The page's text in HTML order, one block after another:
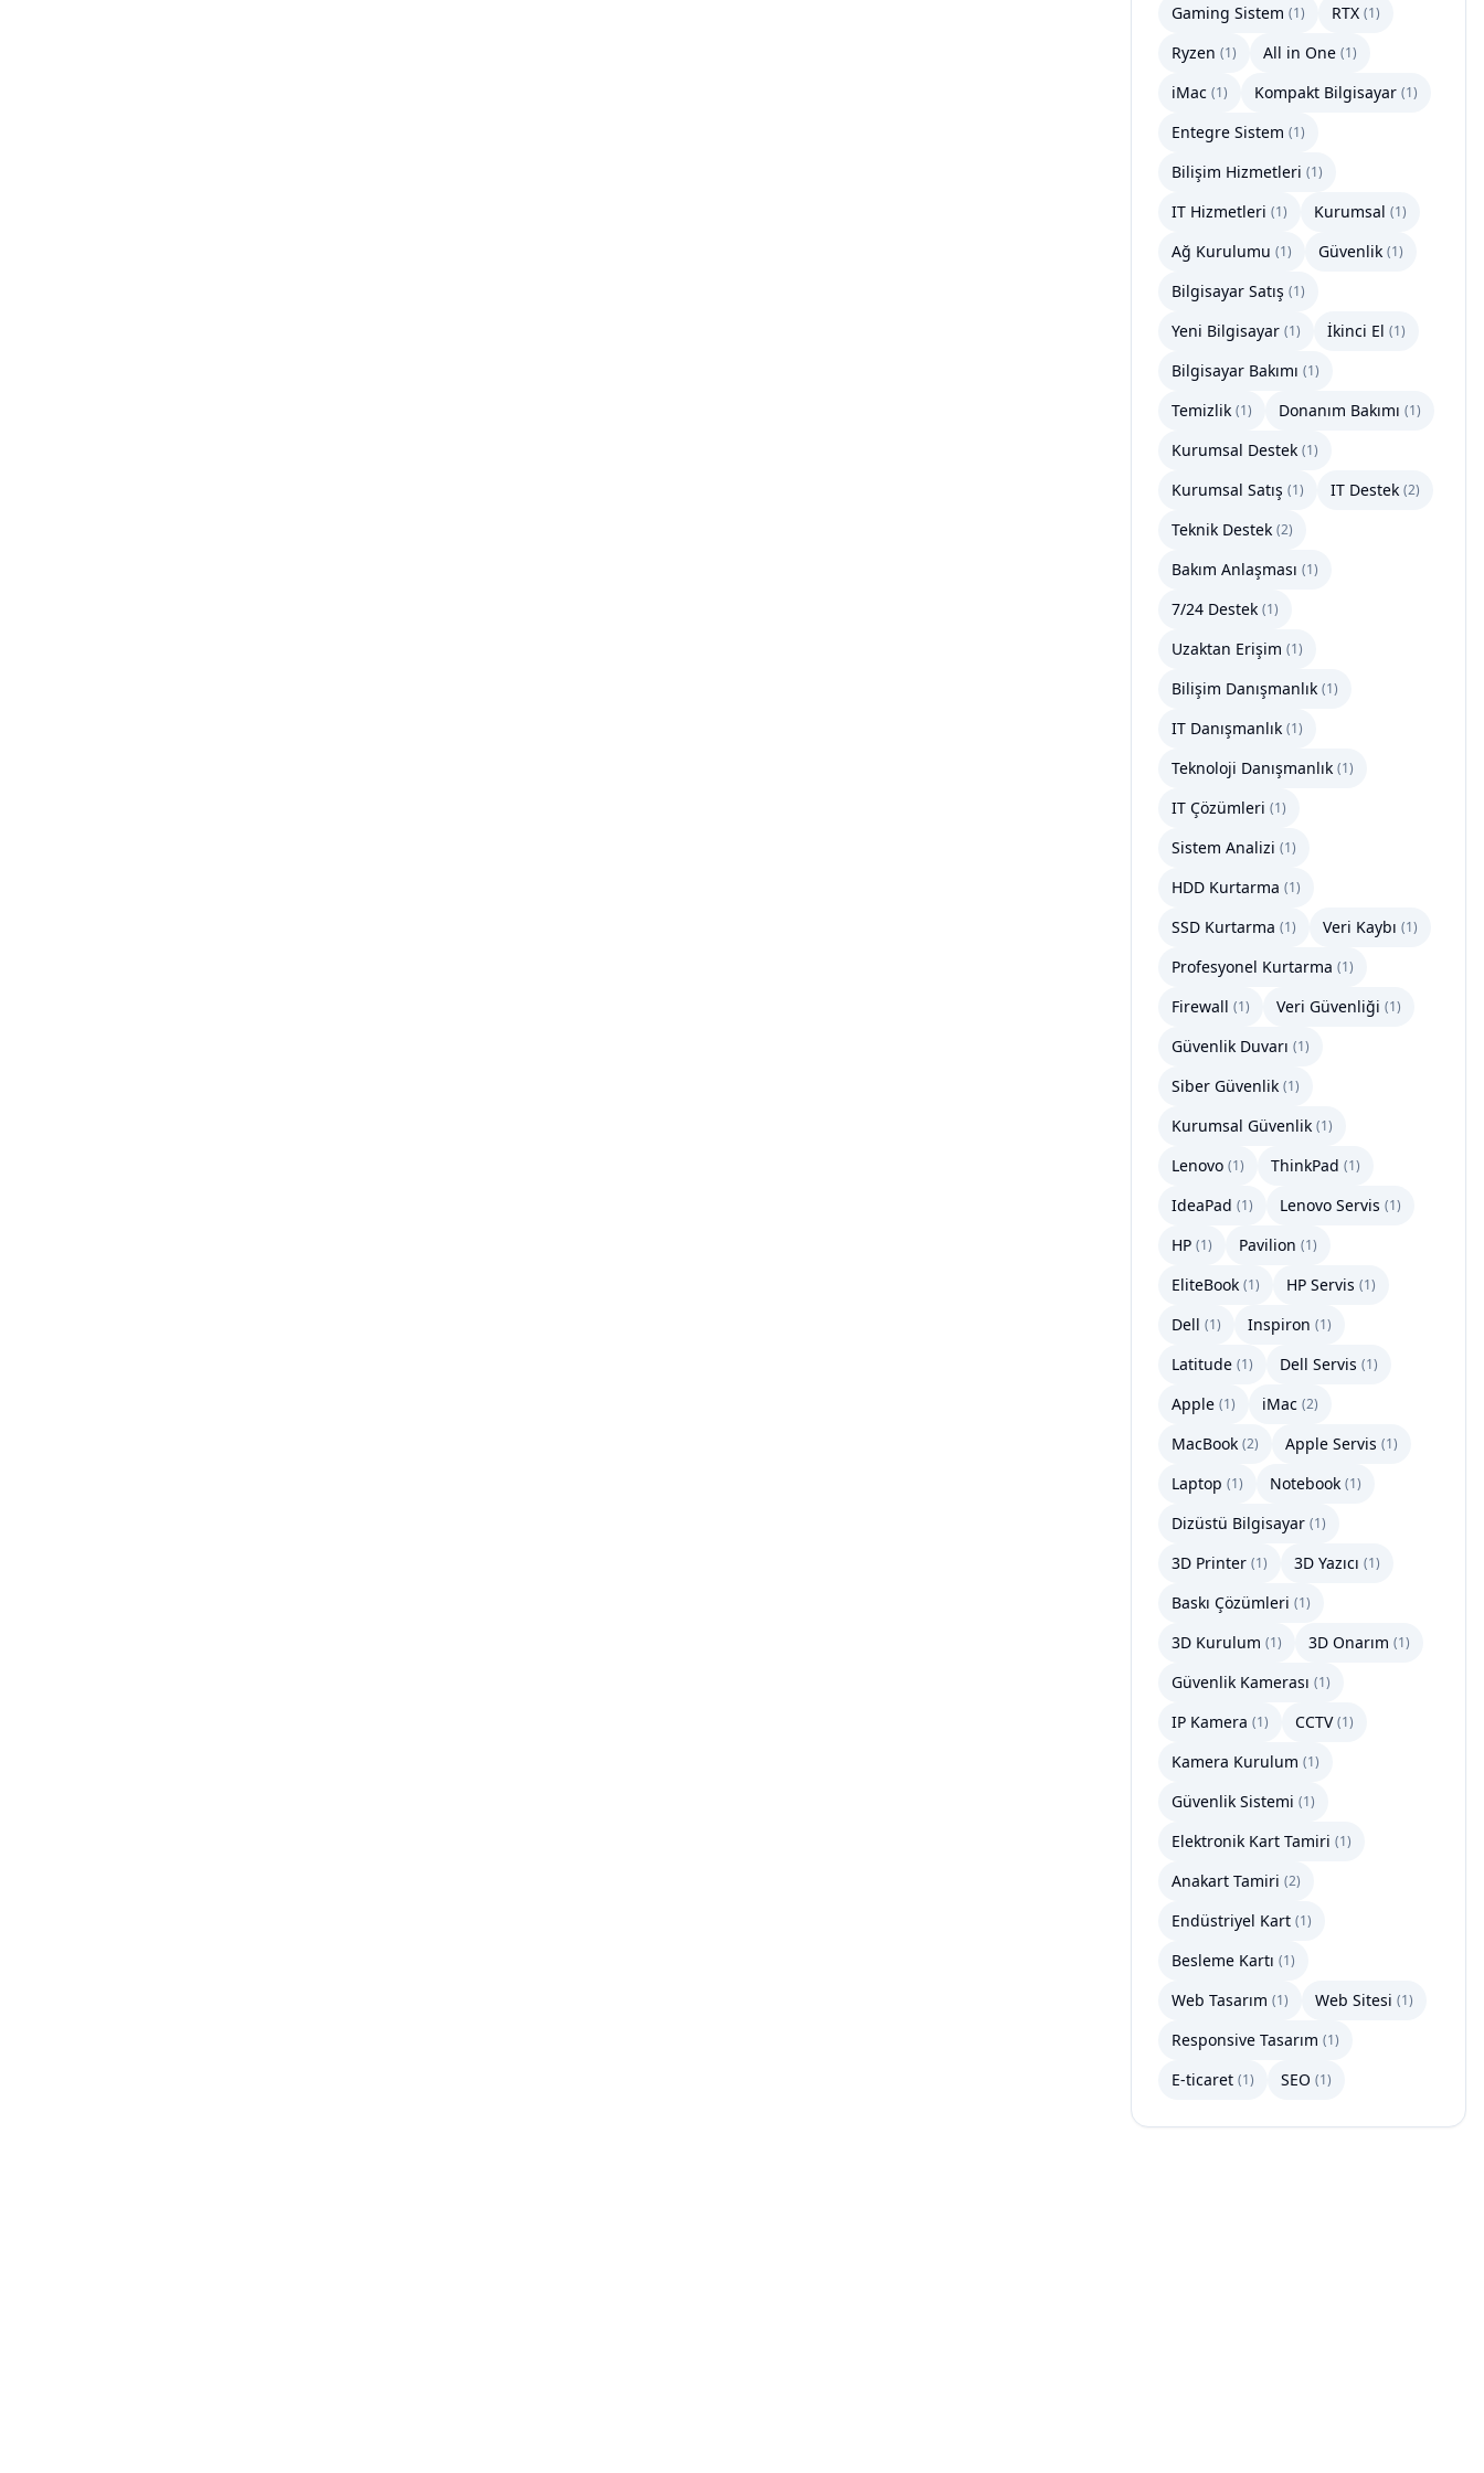
Gaming Sistem (1) RTX (1)
Ryzen (1) All in One (1)
iMac (1) Kompakt Bilgisayar (1)
Entegre Sistem (1)
Bilişim Hizmetleri (1)
IT Hizmetleri (1) Kurumsal (1)
Ağ Kurulumu (1) Güvenlik (1)
Bilgisayar Satış (1)
Yeni Bilgisayar (1) İkinci El (1)
Bilgisayar Bakımı (1)
Temizlik (1) Donanım Bakımı (1)
Kurumsal Destek (1)
Kurumsal Satış (1) IT Destek (2)
Teknik Destek (2)
Bakım Anlaşması (1)
7/24 Destek (1)
Uzaktan Erişim (1)
Bilişim Danışmanlık (1)
IT Danışmanlık (1)
Teknoloji Danışmanlık (1)
IT Çözümleri (1)
Sistem Analizi (1)
HDD Kurtarma (1)
SSD Kurtarma (1) Veri Kaybı (1)
Profesyonel Kurtarma (1)
Firewall (1) Veri Güvenliği (1)
Güvenlik Duvarı (1)
Siber Güvenlik (1)
Kurumsal Güvenlik (1)
Lenovo (1) ThinkPad (1)
IdeaPad (1) Lenovo Servis (1)
HP (1) Pavilion (1)
EliteBook (1) HP Servis (1)
Dell (1) Inspiron (1)
Latitude (1) Dell Servis (1)
Apple (1) iMac (2)
MacBook (2) Apple Servis (1)
Laptop (1) Notebook (1)
Dizüstü Bilgisayar (1)
3D Printer (1) 3D Yazıcı (1)
Baskı Çözümleri (1)
3D Kurulum (1) 3D Onarım (1)
Güvenlik Kamerası (1)
IP Kamera (1) CCTV (1)
Kamera Kurulum (1)
Güvenlik Sistemi (1)
Elektronik Kart Tamiri (1)
Anakart Tamiri (2)
Endüstriyel Kart (1)
Besleme Kartı (1)
Web Tasarım (1) Web Sitesi (1)
Responsive Tasarım (1)
E-ticaret (1) SEO (1)